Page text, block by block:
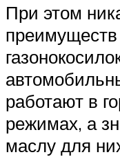
При этом
преимуществ
работают в
режимах, а
маслу для